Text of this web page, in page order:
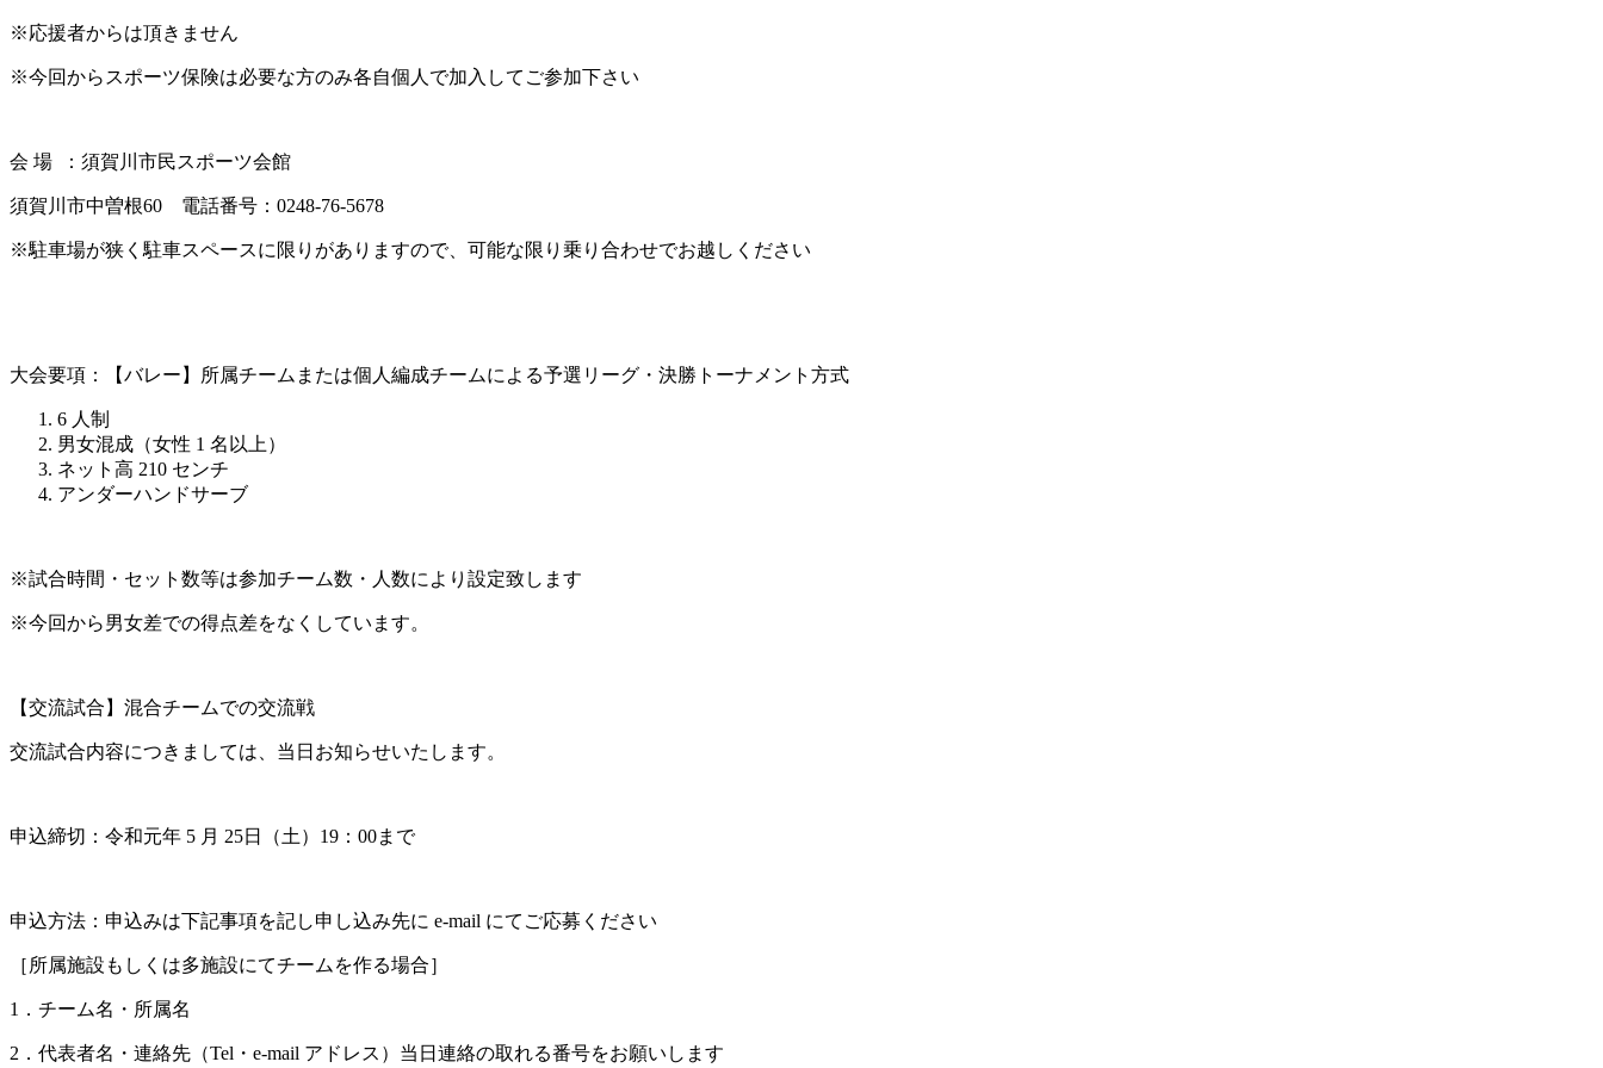
※応援者からは頂きません
※今回からスポーツ保険は必要な方のみ各自個人で加入してご参加下さい
会 場 ：須賀川市民スポーツ会館
須賀川市中曽根60 電話番号：0248-76-5678
※駐車場が狭く駐車スペースに限りがありますので、可能な限り乗り合わせでお越しください
大会要項：【バレー】所属チームまたは個人編成チームによる予選リーグ・決勝トーナメント方式
6 人制
男女混成（女性 1 名以上）
ネット高 210 センチ
アンダーハンドサーブ
※試合時間・セット数等は参加チーム数・人数により設定致します
※今回から男女差での得点差をなくしています。
【交流試合】混合チームでの交流戦
交流試合内容につきましては、当日お知らせいたします。
申込締切：令和元年 5 月 25日（土）19：00まで
申込方法：申込みは下記事項を記し申し込み先に e-mail にてご応募ください
［所属施設もしくは多施設にてチームを作る場合］
1．チーム名・所属名
2．代表者名・連絡先（Tel・e-mail アドレス）当日連絡の取れる番号をお願いします